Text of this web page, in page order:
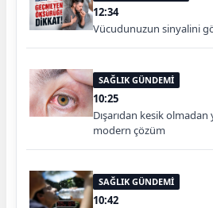
12:34
Vücudunuzun sinyalini
SAĞLIK GÜNDEMİ
10:25
Dışarıdan kesik
modern çözüm
SAĞLIK GÜNDEMİ
10:42